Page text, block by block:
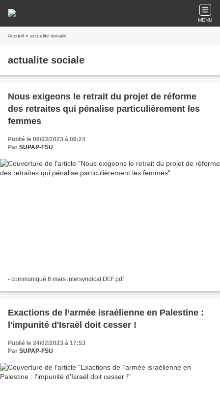
MENU
Accueil » actualite sociale
actualite sociale
Nous exigeons le retrait du projet de réforme
des retraites qui pénalise particulièrement les
femmes
Publié le 06/03/2023 à 08:24
Par SUPAP-FSU
- communiqué 8 mars intersyndical DEF.pdf
Exactions de l’armée israélienne en Palestine :
l'impunité d'Israël doit cesser !
Publié le 24/02/2023 à 17:53
Par SUPAP-FSU